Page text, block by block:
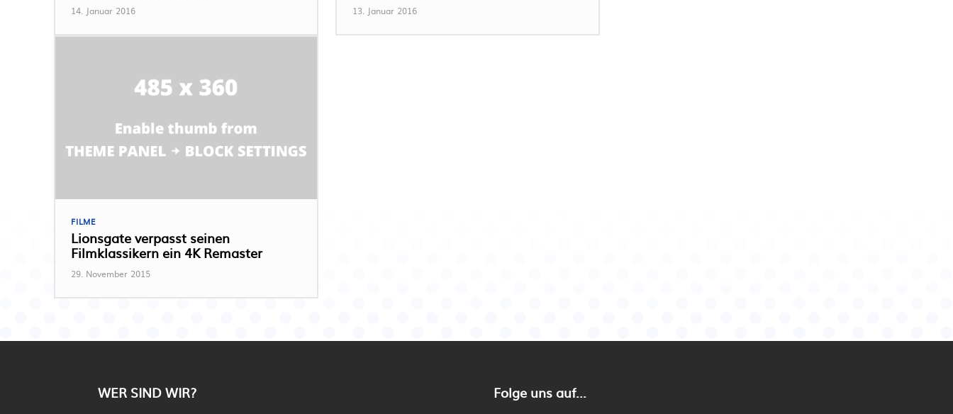
14. Januar 2016 13. Januar 2016
FILME
Lionsgate verpasst seinen
Filmklassikern ein 4K Remaster
29. November 2015
WER SIND WIR? Folge uns auf...